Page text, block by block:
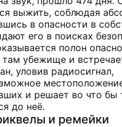
выжить, соблюдая
в опасности в
его в поисках
полон
убежище и
уловив радиосигнал,
и решает во что бы
до неё.
и ремейки